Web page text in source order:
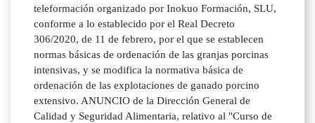
teleformación organizado por Inokuo Formación, SLU,
conforme a lo establecido por el Real Decreto
306/2020, de 11 de febrero, por el que se establecen
normas básicas de ordenación de las granjas porcinas
intensivas, y se modifica la normativa básica de
ordenación de las explotaciones de ganado porcino
extensivo. ANUNCIO de la Dirección General de
Calidad y Seguridad Alimentaria, relativo al "Curso de